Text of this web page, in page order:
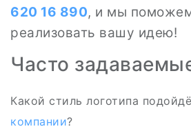
620 16 890, и мы
реализовать вашу идею!
Часто
Какой стиль логотипа
компании?